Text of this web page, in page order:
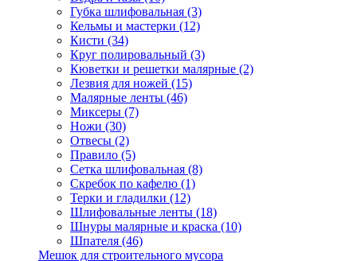
Губка шлифовальная (3)
Кельмы и мастерки (12)
Кисти (34)
Круг полировальный (3)
Кюветки и решетки малярные (2)
Лезвия для ножей (15)
Малярные ленты (46)
Миксеры (7)
Ножи (30)
Отвесы (2)
Правило (5)
Сетка шлифовальная (8)
Скребок по кафелю (1)
Терки и гладилки (12)
Шлифовальные ленты (18)
Шнуры малярные и краска (10)
Шпателя (46)
Мешок для строительного мусора